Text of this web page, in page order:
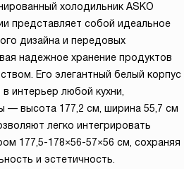
холодильник ASKO
представляет собой идеальное
дизайна и передовых
надежное хранение продуктов
Его элегантный белый корпус
интерьер любой кухни,
— высота 177,2 см, ширина 55,7 см
легко интегрировать
177,5-178×56-57×56 см, сохраняя
и эстетичность.